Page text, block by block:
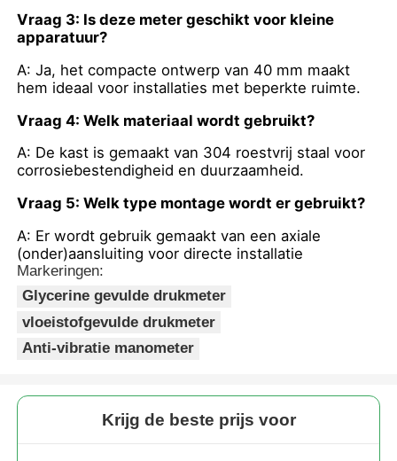
Vraag 3: Is deze meter geschikt voor kleine
apparatuur?
A: Ja, het compacte ontwerp van 40 mm maakt
hem ideaal voor installaties met beperkte ruimte.
Vraag 4: Welk materiaal wordt gebruikt?
A: De kast is gemaakt van 304 roestvrij staal voor
corrosiebestendigheid en duurzaamheid.
Vraag 5: Welk type montage wordt er gebruikt?
A: Er wordt gebruik gemaakt van een axiale
(onder)aansluiting voor directe installatie
Markeringen:
Glycerine gevulde drukmeter
vloeistofgevulde drukmeter
Anti-vibratie manometer
Krijg de beste prijs voor